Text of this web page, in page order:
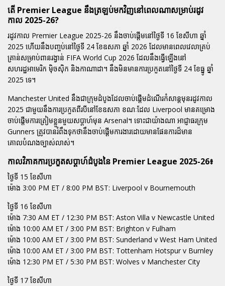
តើ Premier League នឹងត្រឡប់មកវិញនៅពេលណាសម្រាប់រដូវ
កាល 2025-26?
រដូវកាល Premier League 2025-26 នឹងចាប់ផ្ដើមនៅថ្ងៃទី 16 ខែសីហា ឆ្នាំ
2025 ហើយនឹងបញ្ចប់នៅថ្ងៃទី 24 ខែឧសភា ឆ្នាំ 2026 ដែលមានពេលវេលាគ្រប់
គ្រាន់សម្រាប់ពានរង្វាន់ FIFA World Cup 2026 ដែលនឹងធ្វើឡើងនៅ
សហរដ្ឋអាមេរិក ម៉ិចស៊ិក និងកាណាដា។ នឹងមិនមានការប្រកួតនៅថ្ងៃទី 24 ខែធ្នូ ឆ្នាំ
2025 ទេ។
Manchester United នឹងជាក្រុមដំបូងដែលចាប់ផ្ដើមដំណើរកំសាន្តមុនរដូវកាល
2025 ជាមួយនឹងការប្រកួតពីរបីនៅខែឧសភា ខណៈដែល Liverpool មានគម្រោង
ចាប់ផ្ដើមការត្រៀមខ្លួនមួយសប្ដាហ៍មុន Arsenal។ ទោះជាយ៉ាងណា អាជ្ញាធរក្រុម
Gunners ត្រូវបានរំពឹងទុកថានឹងចាប់ផ្ដើមការងារដោយមានផែនការដ៏មាន
គោលបំណងច្បាស់លាស់។
កាលវិភាគការប្រកួតសប្ដាហ៍ដំបូងនៃ Premier League 2025-26៖
ថ្ងៃទី 15 ខែសីហា
ម៉ោង 3:00 PM ET / 8:00 PM BST: Liverpool v Bournemouth
ថ្ងៃទី 16 ខែសីហា
ម៉ោង 7:30 AM ET / 12:30 PM BST: Aston Villa v Newcastle United
ម៉ោង 10:00 AM ET / 3:00 PM BST: Brighton v Fulham
ម៉ោង 10:00 AM ET / 3:00 PM BST: Sunderland v West Ham United
ម៉ោង 10:00 AM ET / 3:00 PM BST: Tottenham Hotspur v Burnley
ម៉ោង 12:30 PM ET / 5:30 PM BST: Wolves v Manchester City
ថ្ងៃទី 17 ខែសីហា